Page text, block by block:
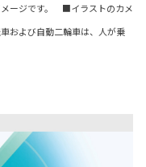
ージです。 ■イラストのカメ
および自動二輪車は、人が乗